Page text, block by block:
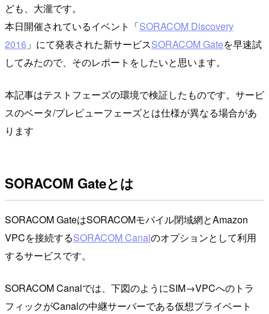
ども、大瀧です。
本日開催されているイベント「SORACOM Discovery
2016 」にて発表された新サービスSORACOM Gateを早速試
してみたので、そのレポートをしたいと思います。
本記事はテストフェーズの環境で検証したものです。サービ
スのベータ/プレビューフェーズとは仕様が異なる場合があ
ります
SORACOM Gateとは
SORACOM GateはSORACOMモバイル閉域網とAmazon
VPCを接続するSORACOM Canalのオプションとして利用
するサービスです。
SORACOM Canalでは、下図のようにSIM→VPCへのトラ
フィックがCanalの中継サーバーである仮想プライベート